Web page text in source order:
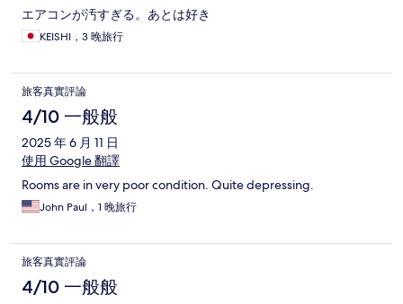
エアコンが汚すぎる。あとは好き
KEISHI，3 晚旅行
旅客真實評論
4/10 一般般
2025 年 6 月 11 日
使用 Google 翻譯
Rooms are in very poor condition. Quite depressing.
John Paul，1 晚旅行
旅客真實評論
4/10 一般般